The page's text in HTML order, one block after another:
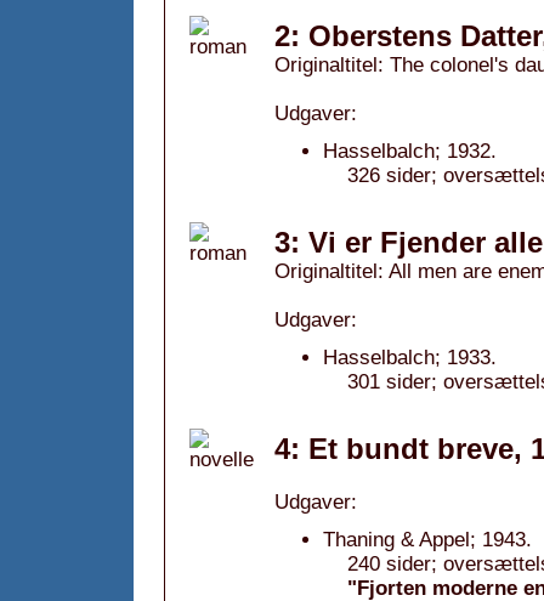
2: Oberstens
Originaltitel: The colonel's
Udgaver:
Hasselbalch; 1932.
326 sider;
3: Vi er Fjender
Originaltitel: All men are
Udgaver:
Hasselbalch; 1933.
301 sider;
4: Et bundt breve,
Udgaver:
Thaning & Appel; 1943.
240 sider;
"Fjorten moderne